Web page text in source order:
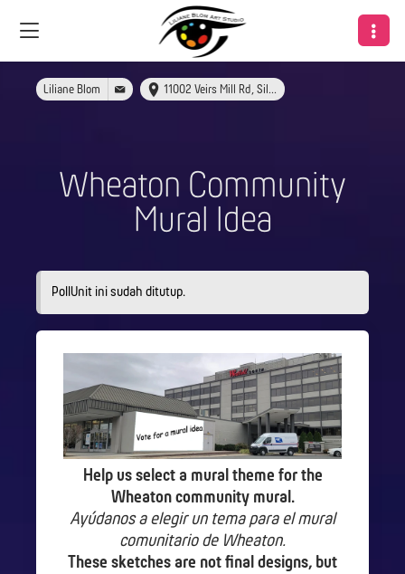
Liliane Blom 11002 Veirs Mill Rd, Silver Spring, MD 20902
Wheaton Community
Mural Idea
PollUnit ini sudah ditutup.
Help us select a mural theme for the
Wheaton community mural.
Ayúdanos a elegir un tema para el mural
comunitario de Wheaton.
These sketches are not final designs, but